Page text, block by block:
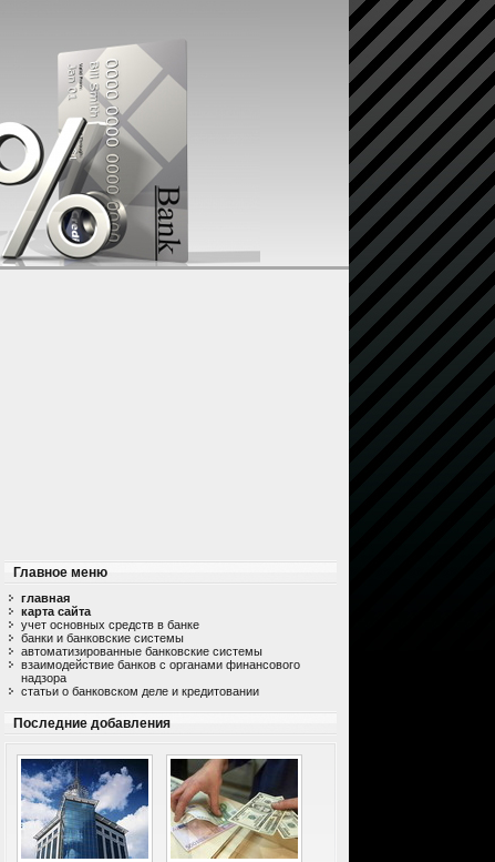
Главное меню
главная
карта сайта
учет основных средств в банке
банки и банковские системы
автоматизированные банковские системы
взаимодействие банков с органами финансового
надзора
статьи о банковском деле и кредитовании
Последние добавления